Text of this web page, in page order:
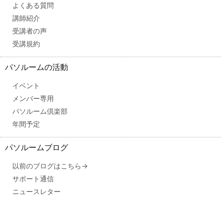
よくある質問
講師紹介
受講者の声
受講規約
パソルームの活動
イベント
メンバー専用
パソルーム倶楽部
年間予定
パソルームブログ
以前のブログはこちら→
サポート通信
ニュースレター